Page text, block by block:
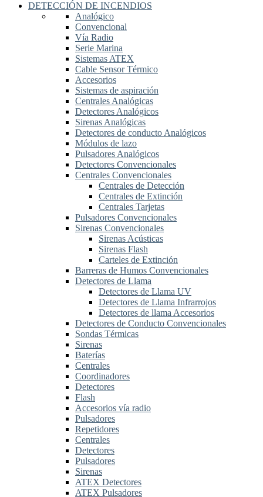
DETECCIÓN DE INCENDIOS
Analógico
Convencional
Vía Radio
Serie Marina
Sistemas ATEX
Cable Sensor Térmico
Accesorios
Sistemas de aspiración
Centrales Analógicas
Detectores Analógicos
Sirenas Analógicas
Detectores de conducto Analógicos
Módulos de lazo
Pulsadores Analógicos
Detectores Convencionales
Centrales Convencionales
Centrales de Detección
Centrales de Extinción
Centrales Tarjetas
Pulsadores Convencionales
Sirenas Convencionales
Sirenas Acústicas
Sirenas Flash
Carteles de Extinción
Barreras de Humos Convencionales
Detectores de Llama
Detectores de Llama UV
Detectores de Llama Infrarrojos
Detectores de llama Accesorios
Detectores de Conducto Convencionales
Sondas Térmicas
Sirenas
Baterías
Centrales
Coordinadores
Detectores
Flash
Accesorios vía radio
Pulsadores
Repetidores
Centrales
Detectores
Pulsadores
Sirenas
ATEX Detectores
ATEX Pulsadores